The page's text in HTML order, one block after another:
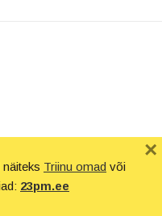
Triinu omad või
23pm.ee
×